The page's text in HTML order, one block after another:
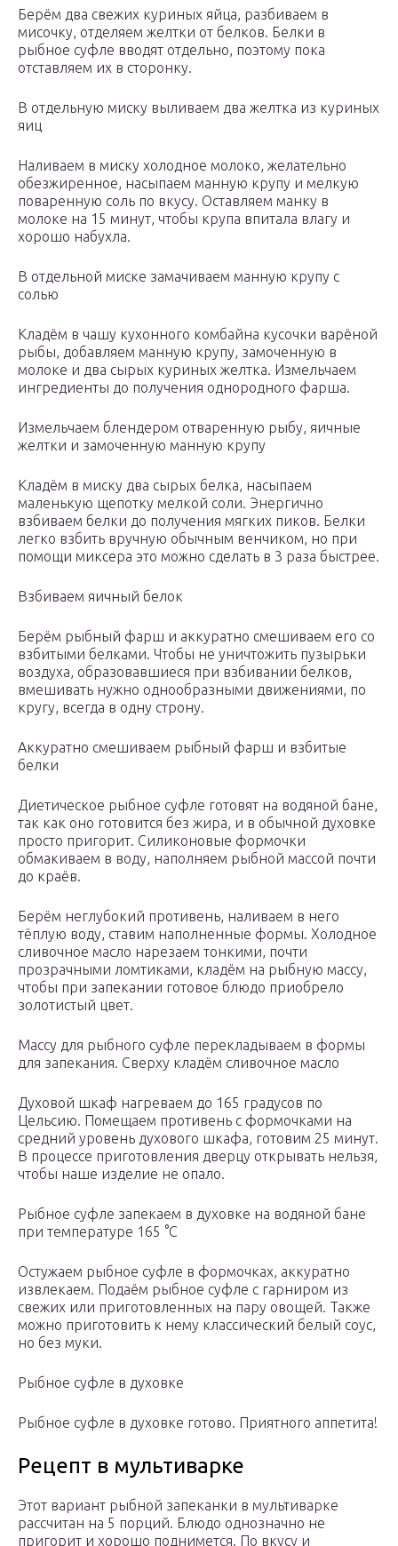
Берём два свежих куриных яйца, разбиваем в
мисочку, отделяем желтки от белков. Белки в
рыбное суфле вводят отдельно, поэтому пока
отставляем их в сторонку.
В отдельную миску выливаем два желтка из куриных
яиц
Наливаем в миску холодное молоко, желательно
обезжиренное, насыпаем манную крупу и мелкую
поваренную соль по вкусу. Оставляем манку в
молоке на 15 минут, чтобы крупа впитала влагу и
хорошо набухла.
В отдельной миске замачиваем манную крупу с
солью
Кладём в чашу кухонного комбайна кусочки варёной
рыбы, добавляем манную крупу, замоченную в
молоке и два сырых куриных желтка. Измельчаем
ингредиенты до получения однородного фарша.
Измельчаем блендером отваренную рыбу, яичные
желтки и замоченную манную крупу
Кладём в миску два сырых белка, насыпаем
маленькую щепотку мелкой соли. Энергично
взбиваем белки до получения мягких пиков. Белки
легко взбить вручную обычным венчиком, но при
помощи миксера это можно сделать в 3 раза быстрее.
Взбиваем яичный белок
Берём рыбный фарш и аккуратно смешиваем его со
взбитыми белками. Чтобы не уничтожить пузырьки
воздуха, образовавшиеся при взбивании белков,
вмешивать нужно однообразными движениями, по
кругу, всегда в одну строну.
Аккуратно смешиваем рыбный фарш и взбитые
белки
Диетическое рыбное суфле готовят на водяной бане,
так как оно готовится без жира, и в обычной духовке
просто пригорит. Силиконовые формочки
обмакиваем в воду, наполняем рыбной массой почти
до краёв.
Берём неглубокий противень, наливаем в него
тёплую воду, ставим наполненные формы. Холодное
сливочное масло нарезаем тонкими, почти
прозрачными ломтиками, кладём на рыбную массу,
чтобы при запекании готовое блюдо приобрело
золотистый цвет.
Массу для рыбного суфле перекладываем в формы
для запекания. Сверху кладём сливочное масло
Духовой шкаф нагреваем до 165 градусов по
Цельсию. Помещаем противень с формочками на
средний уровень духового шкафа, готовим 25 минут.
В процессе приготовления дверцу открывать нельзя,
чтобы наше изделие не опало.
Рыбное суфле запекаем в духовке на водяной бане
при температуре 165 °C
Остужаем рыбное суфле в формочках, аккуратно
извлекаем. Подаём рыбное суфле с гарниром из
свежих или приготовленных на пару овощей. Также
можно приготовить к нему классический белый соус,
но без муки.
Рыбное суфле в духовке
Рыбное суфле в духовке готово. Приятного аппетита!
Рецепт в мультиварке
Этот вариант рыбной запеканки в мультиварке
рассчитан на 5 порций. Блюдо однозначно не
пригорит и хорошо поднимется. По вкусу и